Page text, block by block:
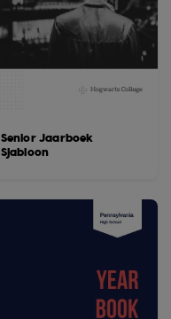
Senior Jaarboek
Sjabloon